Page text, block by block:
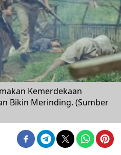
Kemerdekaan
Bikin Merinding. (Sumber